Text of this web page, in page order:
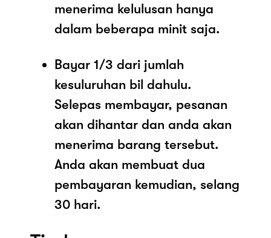
menerima kelulusan hanya
dalam beberapa minit saja.
Bayar 1/3 dari jumlah
kesuluruhan bil dahulu.
Selepas membayar, pesanan
akan dihantar dan anda akan
menerima barang tersebut.
Anda akan membuat dua
pembayaran kemudian, selang
30 hari.